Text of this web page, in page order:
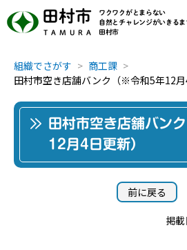
田村市
TAMURA
ワクワクがとまらない
自然とチャレンジがいきるま
田村市
組織でさがす
商工課
田村市空き店舗バンク（※令和5年12月
田村市空き店舗バン
12月4日更新）
前に戻る
掲